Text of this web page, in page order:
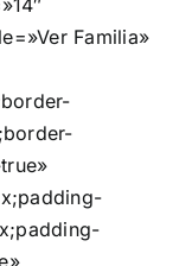
Familia»